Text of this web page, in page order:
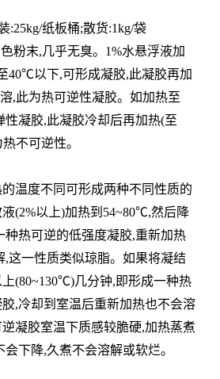
:25kg/纸板桶;散货:1kg/袋
粉末,几乎无臭。1%水悬浮液加
40℃以下,可形成凝胶,此凝胶再加
,此为热可逆性凝胶。如加热至
凝胶,此凝胶冷却后再加热(至
不可逆性。
温度不同可形成两种不同性质的
(2%以上)加热到54~80℃,然后降
热可逆的低强度凝胶,重新加热
这一性质类似琼脂。如果将凝结
(80~130℃)几分钟,即形成一种热
,冷却到室温后重新加热也不会溶
凝胶室温下质感较脆硬,加热蒸煮
下降,久煮不会溶解或软烂。